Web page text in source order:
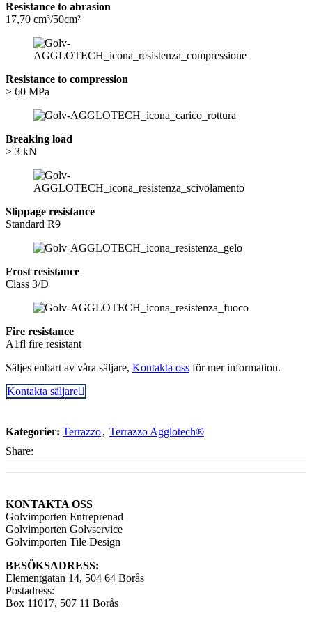
Resistance to abrasion
17,70 cm³/50cm²
Resistance to compression
≥ 60 MPa
Breaking load
≥ 3 kN
Slippage resistance
Standard R9
Frost resistance
Class 3/D
Fire resistance
A1fl fire resistant
Säljes enbart av våra säljare, Kontakta oss för mer information.
Kontakta säljare
Kategorier: Terrazzo, Terrazzo Agglotech®
Share:
KONTAKTA OSS
Golvimporten Entreprenad
Golvimporten Golvservice
Golvimporten Tile Design
BESÖKSADRESS:
Elementgatan 14, 504 64 Borås
Postadress:
Box 11017, 507 11 Borås